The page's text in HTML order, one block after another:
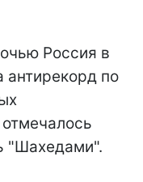
Россия в
антирекорд по
"Шахедами".